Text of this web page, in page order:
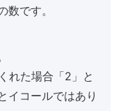
です。
れた場合「2」と
イコールではあり